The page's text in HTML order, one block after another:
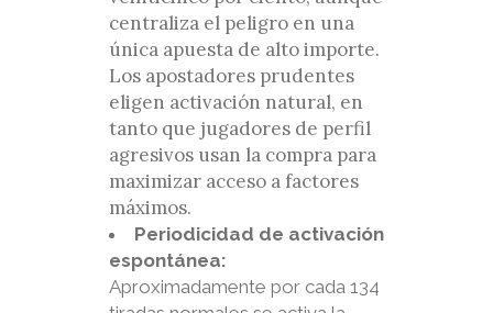
centraliza el peligro en una
única apuesta de alto importe.
Los apostadores prudentes
eligen activación natural, en
tanto que jugadores de perfil
agresivos usan la compra para
maximizar acceso a factores
máximos.
Periodicidad de activación
espontánea:
Aproximadamente por cada 134